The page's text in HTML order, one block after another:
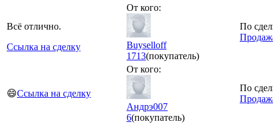
Всё отлично.
Ссылка на сделку
От кого:
Buyselloff
1713(покупатель)
По
😄Ссылка на сделку
От кого:
Андрэ007
6(покупатель)
По